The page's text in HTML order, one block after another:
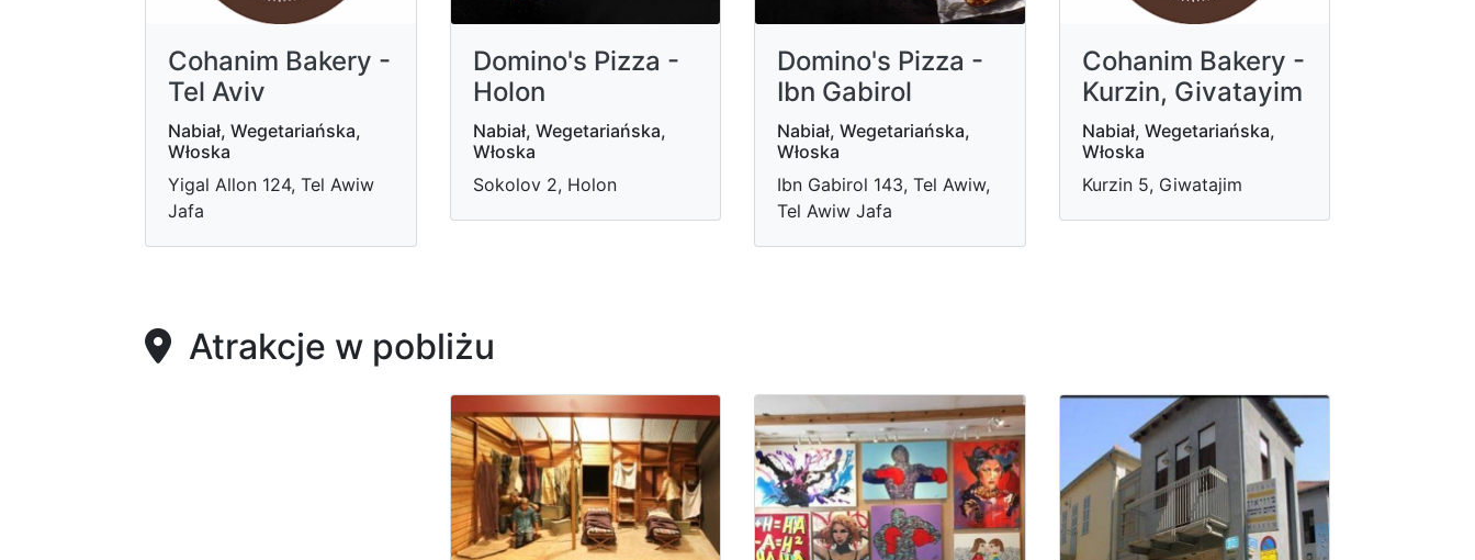
Cohanim Bakery -
Tel Aviv
Nabiał, Wegetariańska,
Włoska
Yigal Allon 124, Tel Awiw
Jafa
Domino's Pizza -
Holon
Nabiał, Wegetariańska,
Włoska
Sokolov 2, Holon
Domino's Pizza -
Ibn Gabirol
Nabiał, Wegetariańska,
Włoska
Ibn Gabirol 143, Tel Awiw,
Tel Awiw Jafa
Cohanim Bakery -
Kurzin, Givatayim
Nabiał, Wegetariańska,
Włoska
Kurzin 5, Giwatajim
Atrakcje w pobliżu